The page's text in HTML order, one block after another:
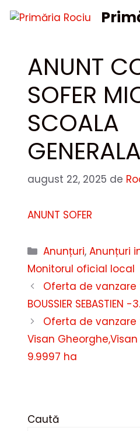
ANUNT
SOFER
SCOALA
august 22, 2025 de
ANUNT SOFER
Categorii
Anunțuri,Anunțuri
Monitorul oficial local
Oferta de
BOUSSIER SEBASTIEN
Oferta de
Visan
9.9997 ha
Caută